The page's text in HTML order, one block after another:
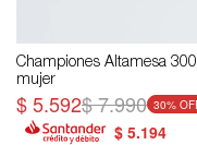
Championes Altamesa 300
mujer
$5.592$7.990 30
$ 5.194